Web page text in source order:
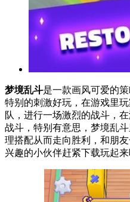
梦境乱斗是一款画风可爱的
特别的刺激好玩，在游戏里
队，进行一场激烈的战斗，
战斗，特别有意思，梦境乱
理搭配从而走向胜利，和朋
兴趣的小伙伴赶紧下载玩起